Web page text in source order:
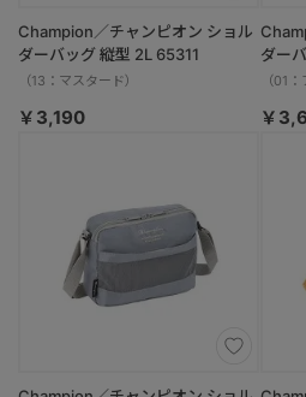
Champion／チャンピオン ショル
ダーバッグ 縦型 2L 65311
（13：マスタード）
￥3,190
ダー
（01：
￥